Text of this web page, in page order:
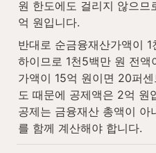
원 한도에도 걸리지 않으므
억 원입니다.
반대로 순금융재산가액이
하이므로 1천5백만 원 전
가액이 15억 원이면 20퍼
도 때문에 공제액은 2억 원
공제는 금융재산 총액이 아
를 함께 계산해야 합니다.